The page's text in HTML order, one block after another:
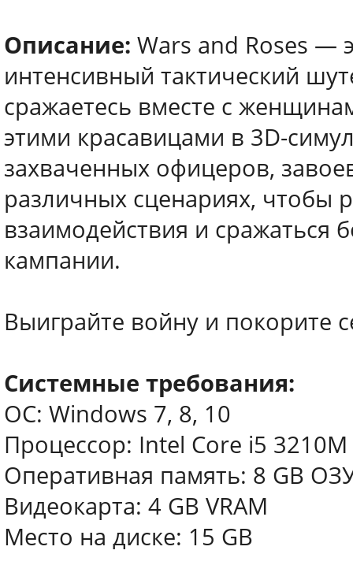
Описание: Wars and Roses —
интенсивный тактический
сражаетесь вместе с
этими красавицами в 3D-
захваченных офицеров,
различных сценариях, чтобы
взаимодействия и сражаться
кампании.
Выиграйте войну и покорите
Системные требования:
ОС: Windows 7, 8, 10
Процессор: Intel Core i5 3210M
Оперативная память: 8 GB
Видеокарта: 4 GB VRAM
Место на диске: 15 GB